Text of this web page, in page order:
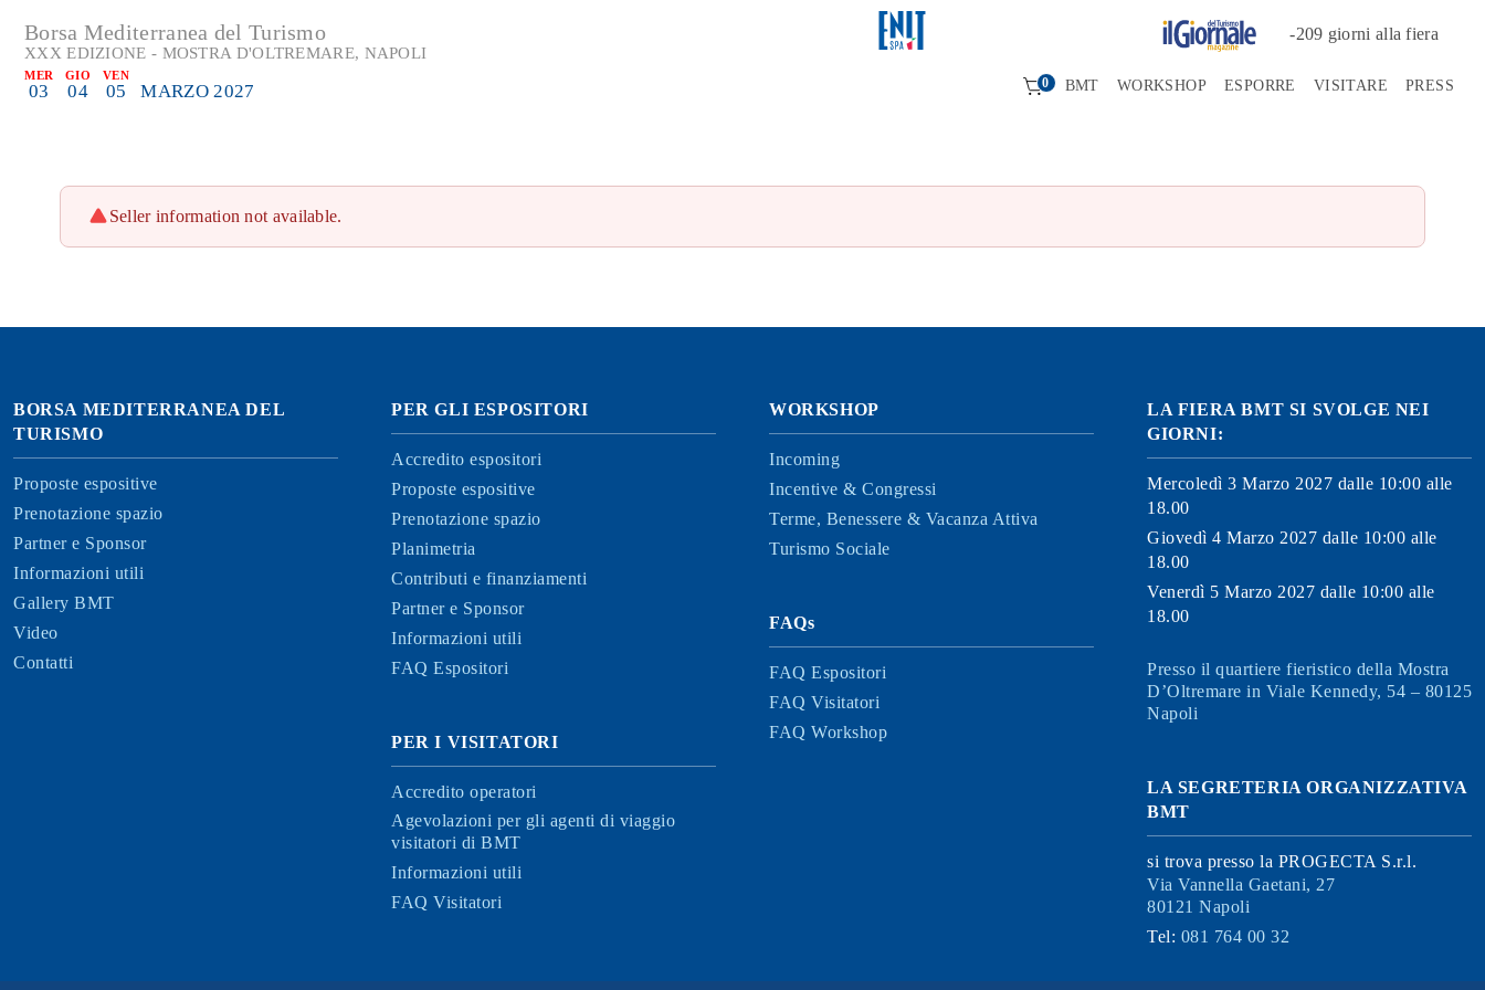
Borsa Mediterranea del Turismo
XXX EDIZIONE - MOSTRA D'OLTREMARE, NAPOLI
MER
03
GIO
04
VEN
05 MARZO 2027
-209 giorni alla fiera
0 BMT WORKSHOP ESPORRE VISITARE PRESS
Seller information not available.
BORSA MEDITERRANEA DEL
TURISMO
Proposte espositive
Prenotazione spazio
Partner e Sponsor
Informazioni utili
Gallery BMT
Video
Contatti
PER GLI ESPOSITORI
Accredito espositori
Proposte espositive
Prenotazione spazio
Planimetria
Contributi e finanziamenti
Partner e Sponsor
Informazioni utili
FAQ Espositori
PER I VISITATORI
Accredito operatori
Agevolazioni per gli agenti di viaggio
visitatori di BMT
Informazioni utili
FAQ Visitatori
WORKSHOP
Incoming
Incentive & Congressi
Terme, Benessere & Vacanza Attiva
Turismo Sociale
FAQs
FAQ Espositori
FAQ Visitatori
FAQ Workshop
LA FIERA BMT SI SVOLGE NEI
GIORNI:
Mercoledì 3 Marzo 2027 dalle 10:00 alle
18.00
Giovedì 4 Marzo 2027 dalle 10:00 alle
18.00
Venerdì 5 Marzo 2027 dalle 10:00 alle
18.00
Presso il quartiere fieristico della Mostra
D’Oltremare in Viale Kennedy, 54 – 80125
Napoli
LA SEGRETERIA ORGANIZZATIVA
BMT
si trova presso la PROGECTA S.r.l.
Via Vannella Gaetani, 27
80121 Napoli
Tel: 081 764 00 32